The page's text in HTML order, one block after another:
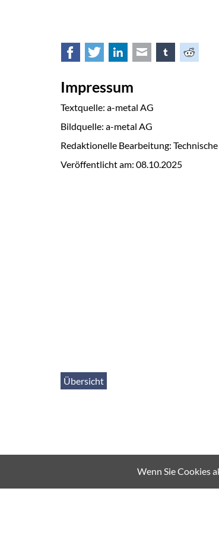
Facebook
TwitterLinkedInE-mail tumblrReddit
Impressum
Textquelle: a-metal AG
Bildquelle: a-metal AG
Redaktionelle Bearbeitung:
Veröffentlicht am: 08.10.2025
Übersicht
Wenn Sie Cookies